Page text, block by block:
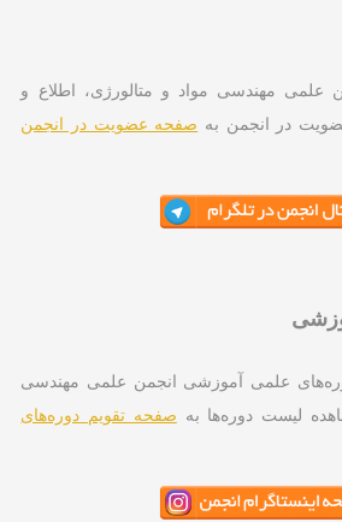
مواد و متالورژی، اطلاع و
انجمن بهصفحه عضویت در انجمن
علمی آموزشی انجمن علمی مهندسی
دوره‌ها بهصفحه تقویم دوره‌های